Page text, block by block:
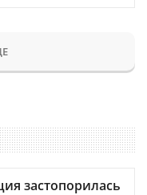
застопорилась